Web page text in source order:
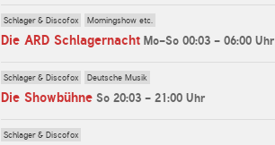
Schlager & Discofox Morningshow etc.
Die ARD Schlagernacht Mo-So 00:03 - 06:00 Uhr
Schlager & Discofox Deutsche Musik
Die Showbühne So 20:03 - 21:00 Uhr
Schlager & Discofox